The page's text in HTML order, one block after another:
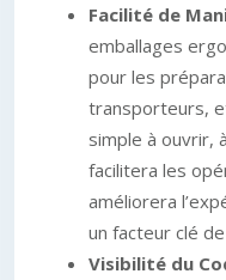
Facilité de
emballages
pour les
transporteurs,
simple à ouvrir,
facilitera les
améliorera
un facteur clé
Visibilité du